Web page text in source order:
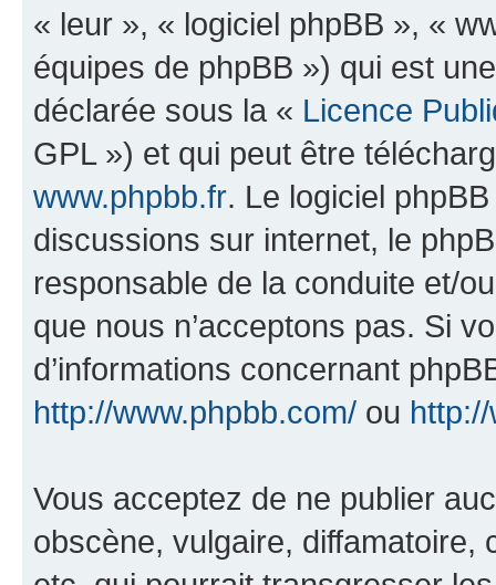
« leur », « logiciel phpBB », «
équipes de phpBB ») qui est
déclarée sous la « Licence
GPL ») et qui peut être
www.phpbb.fr. Le logiciel
discussions sur internet, le
responsable de la conduite et/
que nous n’acceptons pas. Si
d’informations concernant
http://www.phpbb.com/ ou
Vous acceptez de ne publier
obscène, vulgaire, diffamatoire,